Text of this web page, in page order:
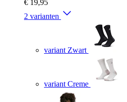
€ 19,95
2 varianten
variant Zwart
variant Creme